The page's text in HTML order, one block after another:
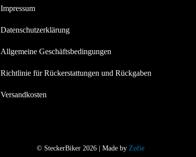
Impressum
Datenschutzerklärung
Allgemeine Geschäftsbedingungen
Richtlinie für Rückerstattungen und Rückgaben
Versandkosten
© SteckerBiker 2026 | Made by Zofie